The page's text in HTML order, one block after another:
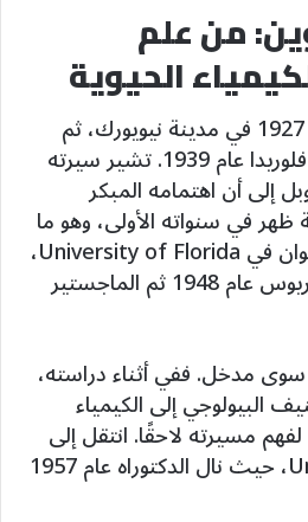
من علم
الحيوية
وُلد نيرنبرغ في 10 أبريل 1927 في مدينة نيويورك، ثم
انتقلت أسرته إلى ولاية فلوريدا عام 1939. تشير سيرته
إلى أن اهتمامه المبكر
ظهر في سنواته الأولى، وهو ما
قاده إلى دراسة علم الحيوان في University of Florida،
حيث حصل على البكالوريوس عام 1948 ثم الماجستير
مدخل. ففي أثناء دراسته،
البيولوجي إلى الكيمياء
مسيرته لاحقًا. انتقل إلى
University of Michigan، حيث نال الدكتوراه عام 1957